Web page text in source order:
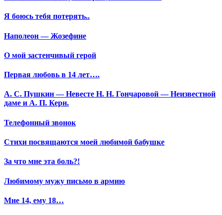
Я боюсь тебя потерять..
Наполеон — Жозефине
О мой застенчивый герой
Первая любовь в 14 лет….
А. С. Пушкин — Невесте Н. Н. Гончаровой — Неизвестной
даме и А. П. Керн.
Телефонный звонок
Стихи посвящаются моей любимой бабушке
За что мне эта боль?!
Любимому мужу письмо в армию
Мне 14, ему 18…